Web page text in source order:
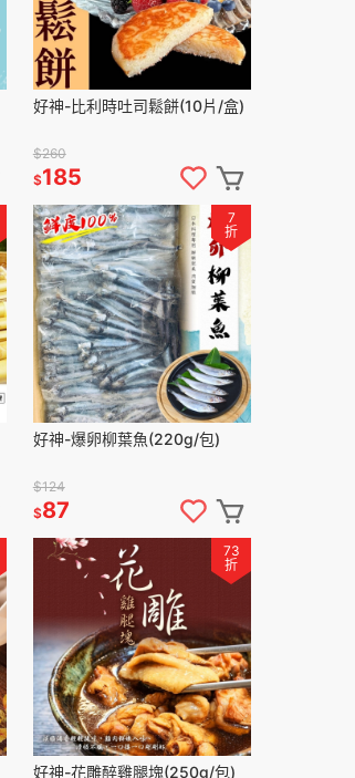
好神-比利時吐司鬆餅(10片/盒)
$260
$185
7
折
好神-爆卵柳葉魚(220g/包)
$124
$87
73
折
好神-花雕醉雞腿塊(250g/包)